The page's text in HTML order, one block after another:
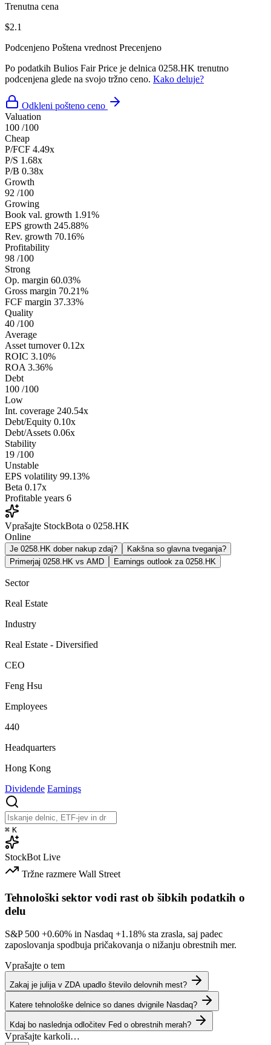
Trenutna cena
$2.1
Podcenjeno Poštena vrednost Precenjeno
Po podatkih Bulios Fair Price je delnica 0258.HK trenutno
podcenjena glede na svojo tržno ceno. Kako deluje?
Odkleni pošteno ceno
Valuation
100 /100
Cheap
P/FCF 4.49x
P/S 1.68x
P/B 0.38x
Growth
92 /100
Growing
Book val. growth 1.91%
EPS growth 245.88%
Rev. growth 70.16%
Profitability
98 /100
Strong
Op. margin 60.03%
Gross margin 70.21%
FCF margin 37.33%
Quality
40 /100
Average
Asset turnover 0.12x
ROIC 3.10%
ROA 3.36%
Debt
100 /100
Low
Int. coverage 240.54x
Debt/Equity 0.10x
Debt/Assets 0.06x
Stability
19 /100
Unstable
EPS volatility 99.13%
Beta 0.17x
Profitable years 6
Vprašajte StockBota o 0258.HK
Online
Je 0258.HK dober nakup zdaj?
Kakšna so glavna tveganja?
Primerjaj 0258.HK vs AMD
Earnings outlook za 0258.HK
Sector
Real Estate
Industry
Real Estate - Diversified
CEO
Feng Hsu
Employees
440
Headquarters
Hong Kong
Dividende Earnings
⌘ K
StockBot Live
Tržne razmere Wall Street
Tehnološki sektor vodi rast ob šibkih podatkih o
delu
S&P 500 +0.60% in Nasdaq +1.18% sta zrasla, saj padec
zaposlovanja spodbuja pričakovanja o nižanju obrestnih mer.
Vprašajte o tem
Zakaj je julija v ZDA upadlo število delovnih mest?
Katere tehnološke delnice so danes dvignile Nasdaq?
Kdaj bo naslednja odločitev Fed o obrestnih merah?